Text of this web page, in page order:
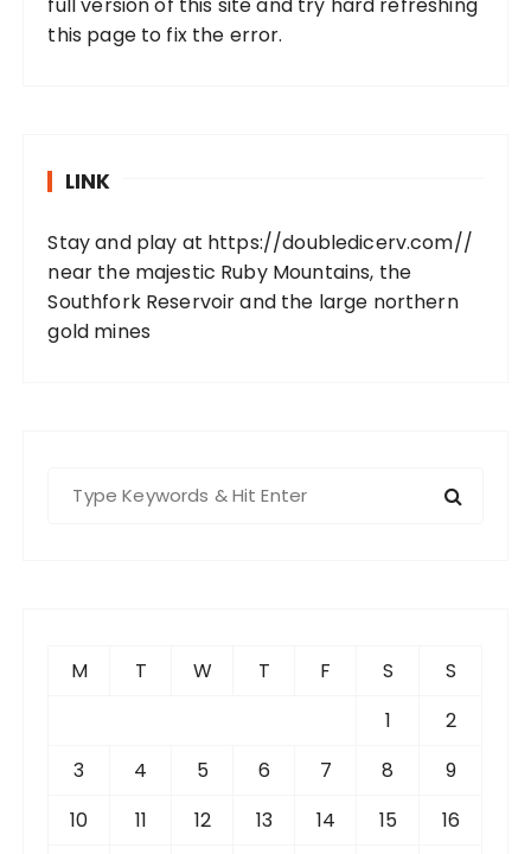
this page to fix the error.
LINK
Stay and play at https://doubledicerv.com//
near the majestic Ruby Mountains, the
Southfork Reservoir and the large northern
gold mines
M T W T F S
S
1
2
3
4 5 6 7 8
9
10
11 12 13 14 15
16